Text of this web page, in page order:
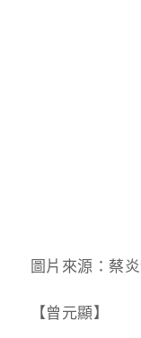
圖片來源：蔡
【曾元顯】